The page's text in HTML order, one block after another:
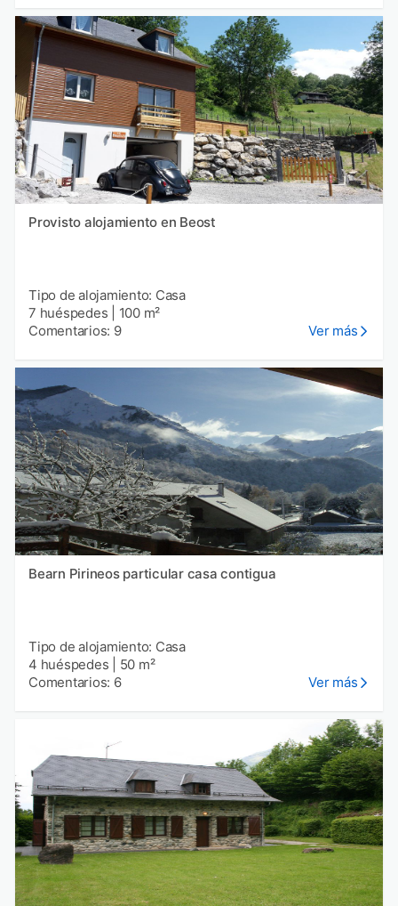
Provisto alojamiento en Beost
Tipo de alojamiento: Casa
7 huéspedes
100 m²
Comentarios: 9
Ver más
Bearn Pirineos particular casa contigua
Tipo de alojamiento: Casa
4 huéspedes
50 m²
Comentarios: 6
Ver más